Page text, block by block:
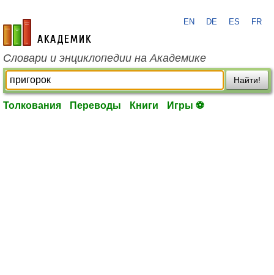
academic.ru
EN DE ES FR
Словари и энциклопедии на Академике
Найти!
Толкования Переводы Книги Игры ⚽